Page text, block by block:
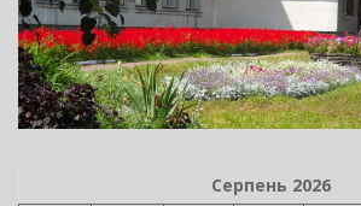
Серпень 2026